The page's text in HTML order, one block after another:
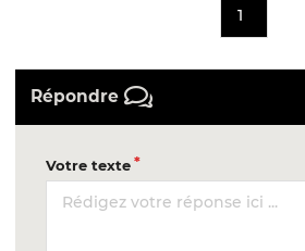
1
Répondre
Votre texte